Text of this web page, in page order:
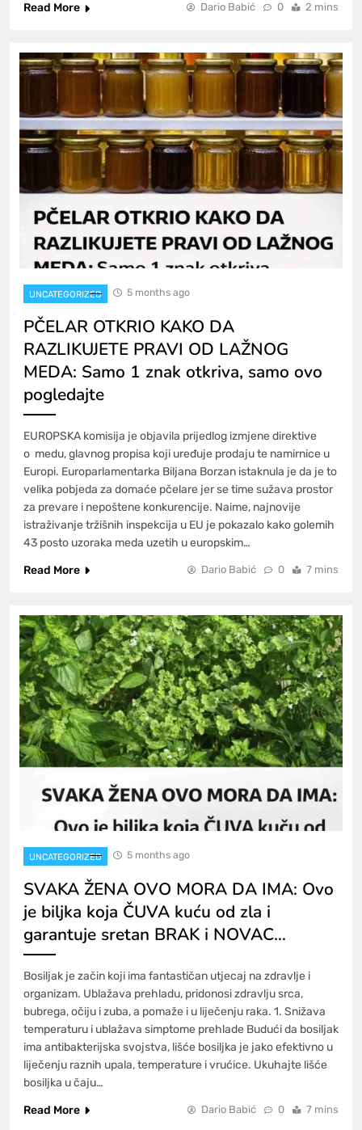
Read More
Dario Babić 0 2 mins
UNCATEGORIZED 5 months ago
PČELAR OTKRIO KAKO DA
RAZLIKUJETE PRAVI OD LAŽNOG
MEDA: Samo 1 znak otkriva, samo ovo
pogledajte
EUROPSKA komisija je objavila prijedlog izmjene direktive
o medu, glavnog propisa koji uređuje prodaju te namirnice u
Europi. Europarlamentarka Biljana Borzan istaknula je da je to
velika pobjeda za domaće pčelare jer se time sužava prostor
za prevare i nepoštene konkurencije. Naime, najnovije
istraživanje tržišnih inspekcija u EU je pokazalo kako golemih
43 posto uzoraka meda uzetih u europskim…
Read More
Dario Babić 0 7 mins
UNCATEGORIZED 5 months ago
SVAKA ŽENA OVO MORA DA IMA: Ovo
je biljka koja ČUVA kuću od zla i
garantuje sretan BRAK i NOVAC…
Bosiljak je začin koji ima fantastičan utjecaj na zdravlje i
organizam. Ublažava prehladu, pridonosi zdravlju srca,
bubrega, očiju i zuba, a pomaže i u liječenju raka. 1. Snižava
temperaturu i ublažava simptome prehlade Budući da bosiljak
ima antibakterijska svojstva, lišće bosiljka je jako efektivno u
liječenju raznih upala, temperature i vrućice. Ukuhajte lišće
bosiljka u čaju…
Read More
Dario Babić 0 7 mins